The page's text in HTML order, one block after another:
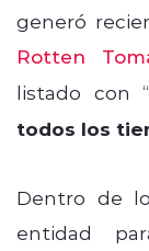
generó
Rotten
listado con “
todos los
Dentro de
entidad